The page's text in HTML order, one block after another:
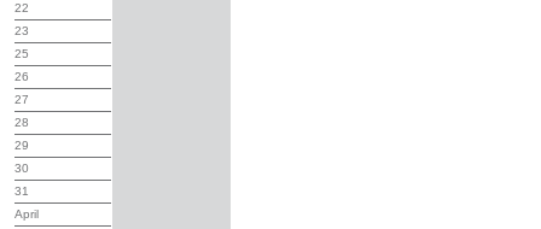
22
23
25
26
27
28
29
30
31
April